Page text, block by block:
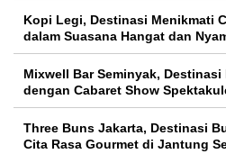
Kopi Legi, Destinasi Menikmati
dalam Suasana Hangat dan
Mixwell Bar Seminyak,
dengan Cabaret Show
Three Buns Jakarta, Destinasi
Cita Rasa Gourmet di Jantung